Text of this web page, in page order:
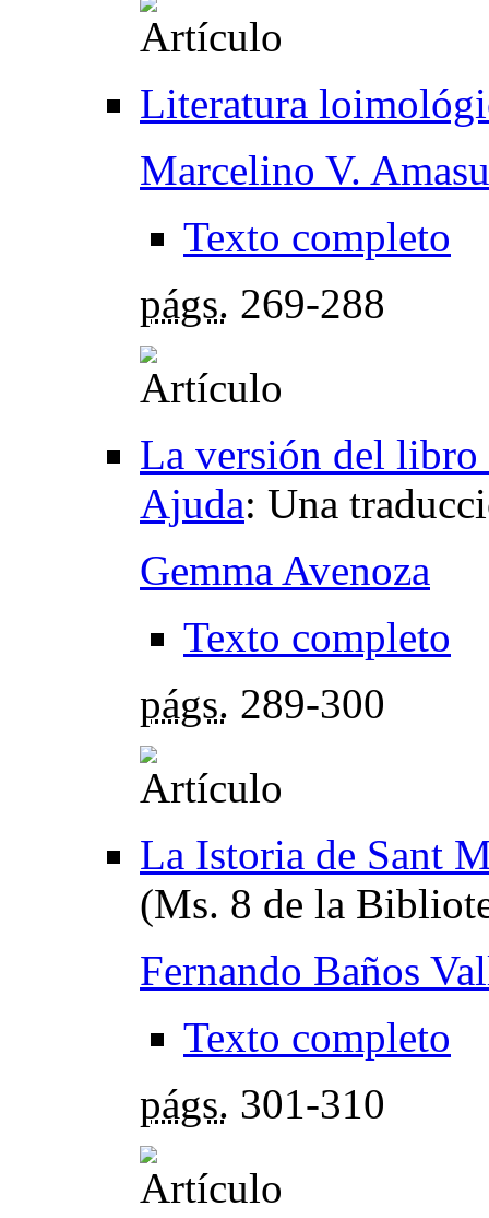
Literatura
Marcelino V.
Texto completo
págs. 269-288
La versión del libro
Ajuda: Una
Gemma Avenoza
Texto completo
págs. 289-300
La Istoria de Sant
(Ms. 8 de la
Fernando Baños
Texto completo
págs. 301-310